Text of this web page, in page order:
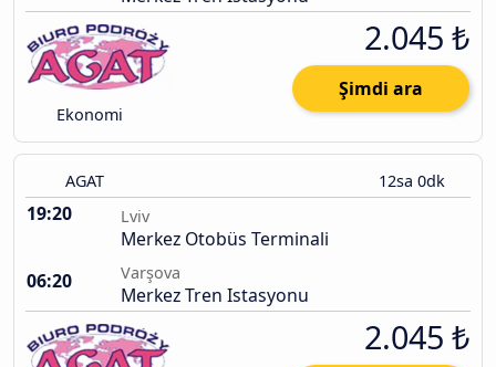
Ekonomi
2.045 ₺
Şimdi ara
AGAT 12sa 0dk
19:20 Lviv
Merkez Otobüs Terminali
06:20
Varşova
Merkez Tren Istasyonu
2.045 ₺